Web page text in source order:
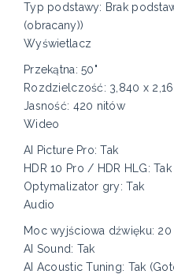
Typ podstawy: Brak
(obracany))
Wyświetlacz
Przekątna: 50"
Rozdzielczość: 3,840 x
Jasność: 420 nitów
Wideo
AI Picture Pro: Tak
HDR 10 Pro / HDR HLG:
Optymalizator gry: Tak
Audio
Moc wyjściowa dźwięku:
AI Sound: Tak
AI Acoustic Tuning: Tak